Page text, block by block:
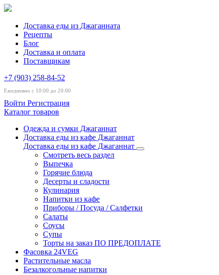
Доставка еды из Джаганната
Рецепты
Блог
Доставка и оплата
Поставщикам
+7 (903) 258-84-52
Ежедневно с 10:00 до 20:00
Войти Регистрация
Каталог товаров
Одежда и сумки Джаганнат
Доставка еды из кафе Джаганнат
Доставка еды из кафе Джаганнат
Смотреть весь раздел
Выпечка
Горячие блюда
Десерты и сладости
Кулинария
Напитки из кафе
Приборы / Посуда / Салфетки
Салаты
Соусы
Супы
Торты на заказ ПО ПРЕДОПЛАТЕ
Фасовка 24VEG
Растительные масла
Безалкогольные напитки